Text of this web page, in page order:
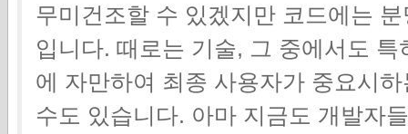
무미건조할 수 있겠지만 코드에는
입니다. 때로는 기술, 그 중에서도
에 자만하여 최종 사용자가 중요시
수도 있습니다. 아마 지금도 개발자